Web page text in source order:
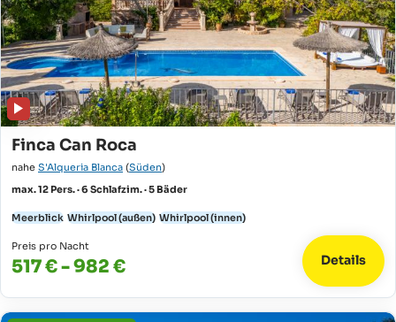
Finca Can Roca
nahe S'Alqueria Blanca (Süden)
max. 12 Pers. · 6 Schlafzim. · 5 Bäder
Meerblick Whirlpool (außen) Whirlpool (innen)
Preis pro Nacht
517 € - 982 € Details